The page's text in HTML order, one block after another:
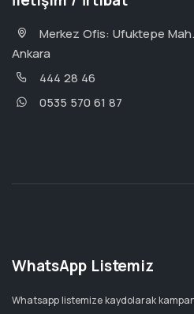
Merkez Ofis: Ufuktepe
Ankara
444 28 46
0535 570 61 87
WhatsApp Listemiz
Whatsapp listemize kaydolarak